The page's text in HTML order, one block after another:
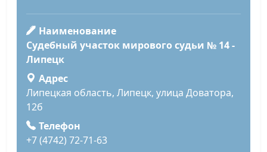
Наименование
Судебный участок мирового судьи № 14 -
Липецк
Адрес
Липецкая область, Липецк, улица Доватора,
12б
Телефон
+7 (4742) 72-71-63